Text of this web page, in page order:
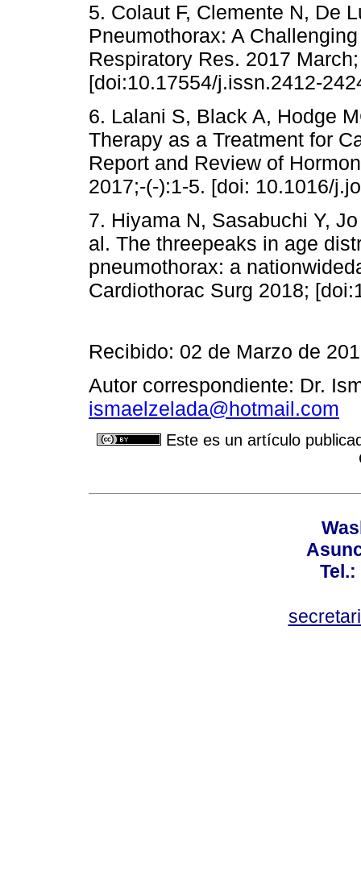
5. Colaut F, Clemente N, De
Pneumothorax: A
Respiratory Res. 2017
[doi:10.17554/j.issn.2412-
6. Lalani S, Black A, Hodge
Therapy as a Treatment for
Report and Review of
2017;-(-):1-5. [doi: 10.1016/
7. Hiyama N, Sasabuchi Y,
al. The threepeaks in age
pneumothorax: a
Cardiothorac Surg 2018;
Recibido: 02 de Marzo de
Autor correspondiente: Dr.
ismaelzelada@hotmail.com
Este es un artículo
Tel.: